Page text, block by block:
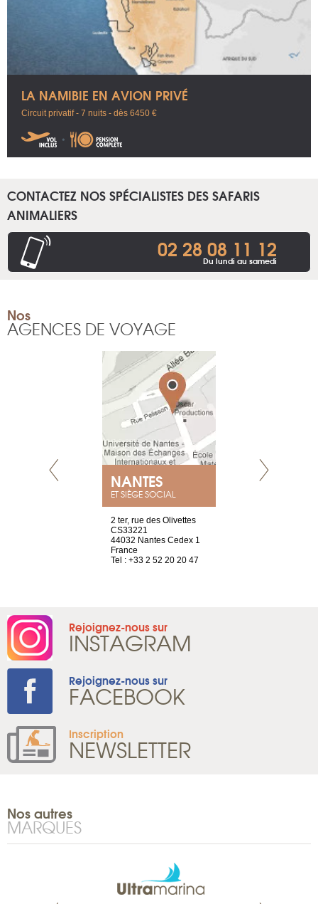
LA NAMIBIE EN AVION PRIVÉ
Circuit privatif - 7 nuits - dès 6450 €
CONTACTEZ NOS SPÉCIALISTES DES SAFARIS
ANIMALIERS
02 28 08 11 12
Du lundi au samedi
Nos
AGENCES DE VOYAGE
NANTES
ET SIÈGE SOCIAL
2 ter, rue des Olivettes
CS33221
44032 Nantes Cedex 1
France
Tel : +33 2 52 20 20 47
Rejoignez-nous sur
INSTAGRAM
Rejoignez-nous sur
FACEBOOK
Inscription
NEWSLETTER
Nos autres
MARQUES